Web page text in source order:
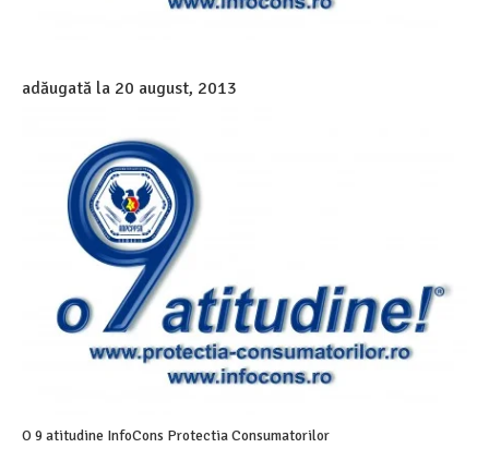
adăugată la 20 august, 2013
O 9 atitudine InfoCons Protectia Consumatorilor